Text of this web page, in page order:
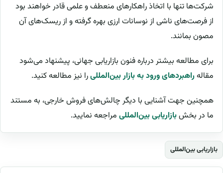
شرکت‌ها تنها با اتخاذ راهکارهای منعطف و علمی قادر خواهند بود
از فرصت‌های ناشی از نوسانات ارزی بهره گرفته و از ریسک‌های آن
مصون بمانند.
برای مطالعه بیشتر درباره فنون بازاریابی جهانی، پیشنهاد می‌شود
مقالهراهبردهای ورود به بازار بین‌المللیرا نیز مطالعه کنید.
همچنین جهت آشنایی با دیگر چالش‌های فروش خارجی، به مستند
ما در بخشبازاریابی بین‌المللی مراجعه نمایید.
بازاریابی بین‌المللی